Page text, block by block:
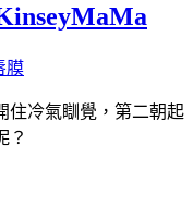
住冷氣瞓覺，第二朝起
？